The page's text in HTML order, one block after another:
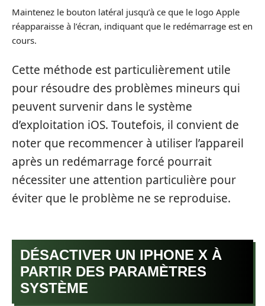
Maintenez le bouton latéral jusqu’à ce que le logo Apple
réapparaisse à l’écran, indiquant que le redémarrage est en
cours.
Cette méthode est particulièrement utile
pour résoudre des problèmes mineurs qui
peuvent survenir dans le système
d’exploitation iOS. Toutefois, il convient de
noter que recommencer à utiliser l’appareil
après un redémarrage forcé pourrait
nécessiter une attention particulière pour
éviter que le problème ne se reproduise.
DÉSACTIVER UN IPHONE X À
PARTIR DES PARAMÈTRES
SYSTÈME